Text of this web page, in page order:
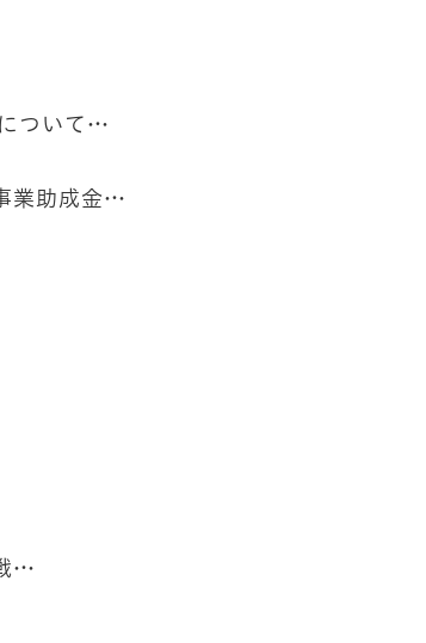
ついて…
業助成金…
…